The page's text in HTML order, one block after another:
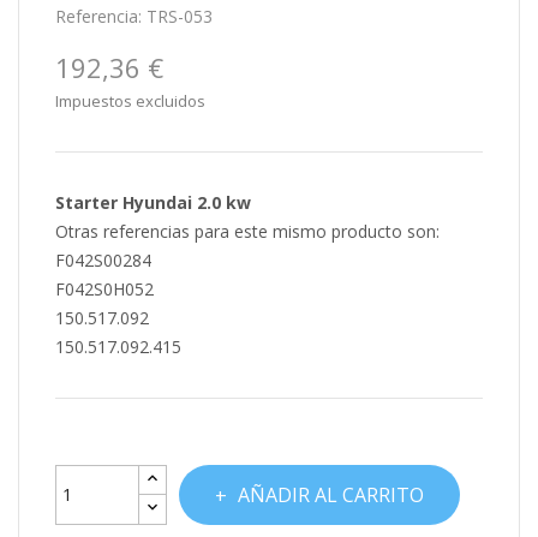
Referencia: TRS-053
192,36 €
Impuestos excluidos
Starter Hyundai 2.0 kw
Otras referencias para este mismo producto son:
F042S00284
F042S0H052
150.517.092
150.517.092.415
AÑADIR AL CARRITO